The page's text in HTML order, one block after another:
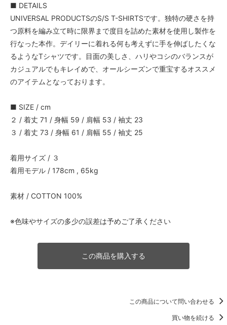
■ DETAILS
UNIVERSAL PRODUCTSのS/S T-SHIRTSです。独特の硬さを持
つ原料を編み立て時に限界まで度目を詰めた素材を使用し製作を
行なった本作。デイリーに着れる何も考えずに手を伸ばしたくな
るようなTシャツです。目面の美しさ、ハリやコシのバランスが
カジュアルでもキレイめで、オールシーズンで重宝するオススメ
のアイテムとなっております。
■ SIZE / cm
２ / 着丈 71 / 身幅 59 / 肩幅 53 / 袖丈 23
３ / 着丈 73 / 身幅 61 / 肩幅 55 / 袖丈 25
着用サイズ / ３
着用モデル / 178cm , 65kg
素材 / COTTON 100%
※色味やサイズの多少の誤差は予めご了承ください
この商品を購入する
この商品について問い合わせる
買い物を続ける